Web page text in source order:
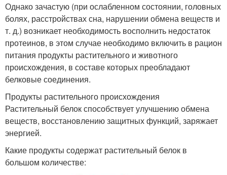
Однако зачастую (при ослабленном состоянии, головных
болях, расстройствах сна, нарушении обмена веществ и
т. д.) возникает необходимость восполнить недостаток
протеинов, в этом случае необходимо включить в рацион
питания продукты растительного и животного
происхождения, в составе которых преобладают
белковые соединения.
Продукты растительного происхождения
Растительный белок способствует улучшению обмена
веществ, восстановлению защитных функций, заряжает
энергией.
Какие продукты содержат растительный белок в
большом количестве: